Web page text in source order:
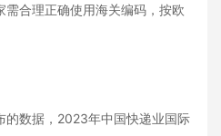
合理正确使用海关编码，按欧
的数据，2023年中国快递业国际